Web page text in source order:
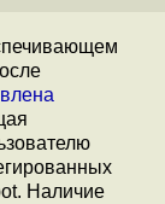
Наличие